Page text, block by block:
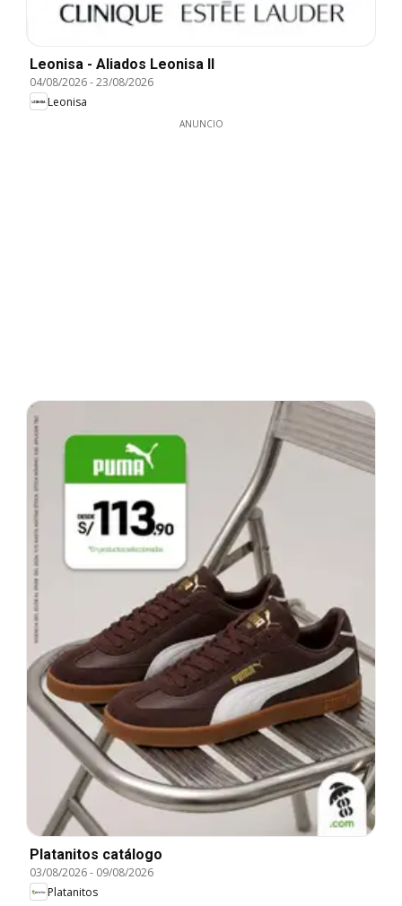
Leonisa - Aliados Leonisa II
04/08/2026-23/08/2026
Leonisa
ANUNCIO
Platanitos catálogo
03/08/2026- 09/08/2026
Platanitos